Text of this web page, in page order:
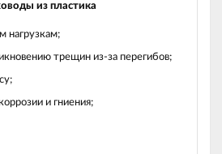
из пластика
нагрузкам;
трещин из-за перегибов;
и гниения;